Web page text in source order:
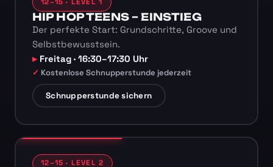
HIP HOP TEENS – EINSTIEG
Der perfekte Start: Grundschritte, Groove und
Selbstbewusstsein.
Freitag · 16:30–17:30 Uhr
Kostenlose Schnupperstunde jederzeit
Schnupperstunde sichern
12–15 · LEVEL 2